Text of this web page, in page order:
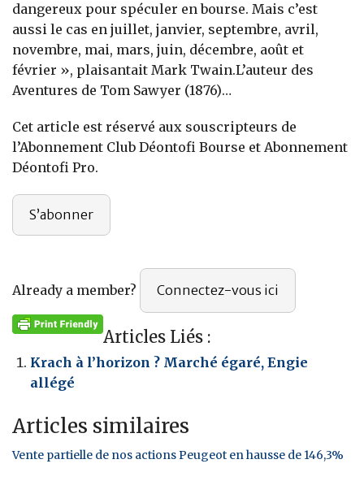
dangereux pour spéculer en bourse. Mais c’est
aussi le cas en juillet, janvier, septembre, avril,
novembre, mai, mars, juin, décembre, août et
février », plaisantait Mark Twain.L’auteur des
Aventures de Tom Sawyer (1876)…
Cet article est réservé aux souscripteurs de
l’Abonnement Club Déontofi Bourse et Abonnement
Déontofi Pro.
S’abonner
Already a member? Connectez-vous ici
Articles Liés :
Krach à l’horizon ? Marché égaré, Engie
allégé
Articles similaires
Vente partielle de nos actions Peugeot en hausse de 146,3%